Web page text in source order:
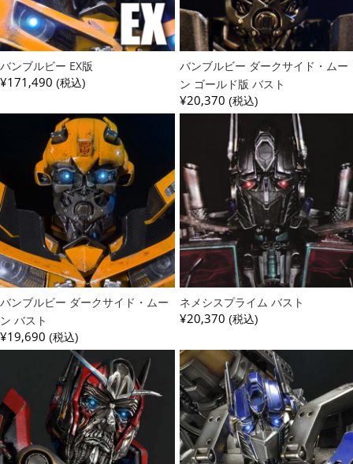
バンブルビー EX版
¥171,490 (税込)
バンブルビー ダークサイド・ムー
ン ゴールド版 バスト
¥20,370 (税込)
バンブルビー ダークサイド・ムー
ン バスト
¥19,690 (税込)
ネメシスプライム バスト
¥20,370 (税込)